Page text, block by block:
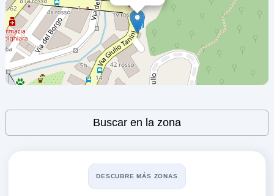
Corso Europa 188
GENOVA,
16133
VER PRECIOS
Alessio Canovi
a 0.96 Km
VER PRECIOS
Segalerba Andrea
Buscar en la zona
DESCUBRE MÁS ZONAS